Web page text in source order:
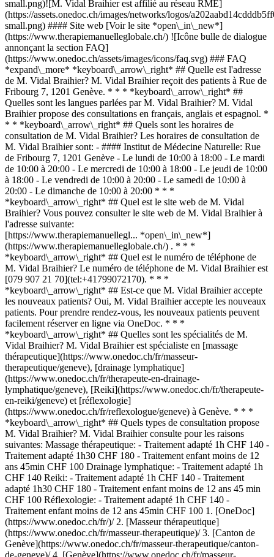
small.png)![M. Vidal Braihier est affilié au réseau RME]
(https://assets.onedoc.ch/images/networks/logos/
small.png) #### Site web [Voir le site *open\_in\_new*]
(https://www.therapiemanuelleglobale.ch/) ![Icône bulle de dialogue
annonçant la section FAQ]
(https://www.onedoc.ch/assets/images/icons/faq.svg) ### FAQ
*expand\_more* *keyboard\_arrow\_right* ## Quelle est l'adresse
de M. Vidal Braihier? M. Vidal Braihier reçoit des patients à Rue de
Fribourg 7, 1201 Genève. * * * *keyboard\_arrow\_right* ##
Quelles sont les langues parlées par M. Vidal Braihier? M. Vidal
Braihier propose des consultations en français, anglais et espagnol. *
* * *keyboard\_arrow\_right* ## Quels sont les horaires de
consultation de M. Vidal Braihier? Les horaires de consultation de
M. Vidal Braihier sont: - #### Institut de Médecine Naturelle: Rue
de Fribourg 7, 1201 Genève - Le lundi de 10:00 à 18:00 - Le mardi
de 10:00 à 20:00 - Le mercredi de 10:00 à 18:00 - Le jeudi de 10:00
à 18:00 - Le vendredi de 10:00 à 20:00 - Le samedi de 10:00 à
20:00 - Le dimanche de 10:00 à 20:00 * * *
*keyboard\_arrow\_right* ## Quel est le site web de M. Vidal
Braihier? Vous pouvez consulter le site web de M. Vidal Braihier à
l'adresse suivante:
[https://www.therapiemanuellegl... *open\_in\_new*]
(https://www.therapiemanuelleglobale.ch/) . * * *
*keyboard\_arrow\_right* ## Quel est le numéro de téléphone de
M. Vidal Braihier? Le numéro de téléphone de M. Vidal Braihier est
[079 907 21 70](tel:+41799072170). * * *
*keyboard\_arrow\_right* ## Est-ce que M. Vidal Braihier accepte
les nouveaux patients? Oui, M. Vidal Braihier accepte les nouveaux
patients. Pour prendre rendez-vous, les nouveaux patients peuvent
facilement réserver en ligne via OneDoc. * * *
*keyboard\_arrow\_right* ## Quelles sont les spécialités de M.
Vidal Braihier? M. Vidal Braihier est spécialiste en [massage
thérapeutique](https://www.onedoc.ch/fr/masseur-
therapeutique/geneve), [drainage lymphatique]
(https://www.onedoc.ch/fr/therapeute-en-drainage-
lymphatique/geneve), [Reiki](https://www.onedoc.ch/fr/therapeute-
en-reiki/geneve) et [réflexologie]
(https://www.onedoc.ch/fr/reflexologue/geneve) à Genève. * * *
*keyboard\_arrow\_right* ## Quels types de consultation propose
M. Vidal Braihier? M. Vidal Braihier consulte pour les raisons
suivantes: Massage thérapeutique: - Traitement adapté 1h CHF 140 -
Traitement adapté 1h30 CHF 180 - Traitement enfant moins de 12
ans 45min CHF 100 Drainage lymphatique: - Traitement adapté 1h
CHF 140 Reiki: - Traitement adapté 1h CHF 140 - Traitement
adapté 1h30 CHF 180 - Traitement enfant moins de 12 ans 45 min
CHF 100 Réflexologie: - Traitement adapté 1h CHF 140 -
Traitement enfant moins de 12 ans 45min CHF 100 1. [OneDoc](https://www.onedoc.ch/fr/)/ 2. [Masseur thérapeutique](https://www.onedoc.ch/fr/masseur-therapeutique)/ 3. [Canton de Genève](https://www.onedoc.ch/fr/masseur-therapeutique/canton-de-geneve)/ 4. [Genève](https://www.onedoc.ch/fr/masseur-therapeutique/geneve)/ 5. M. Vidal Braihier ### Prenez RDV avec M. Vidal Braihier Renseignez les informations suivantes 1 Spécialité Sélectionnez une spécialité * * * *touch\_app* Choisissez un créneau horaire *chevron\_left* mar. 04 août *chevron\_right* Voir plus de rendez-vous Créneau horaire Prendre rendez-vous ### Téléchargez l'app OneDoc Prenez rendez-vous en ligne chez un médecin, un dentiste ou un thérapeute proche de vous en Suisse. L'application OneDoc vous permet de gérer tous vos rendez-vous médicaux depuis votre natel, n'importe où et n'importe quand. ![Code QR redirigeant vers l’App Store ou Google Play pour télécharger l’app OneDoc Patients](https://www.onedoc.ch/assets/images/download-app-qr.jpeg) Scannez le QR code pour télécharger l’application [![Téléchargez notre application sur l'App Store!](https://www.onedoc.ch/assets/images/app-store-badge-fr.svg)](https://apps.apple.com/ch/app/onedoc/id1592376413?l=fr)[![Téléchargez notre application sur le Google Play Store!](https://www.onedoc.ch/assets/images/google-play-badge-fr.png)](https://play.google.com/store/apps/details?id=ch.onedoc.patient&hl=fr-CH) *keyboard\_arrow\_right* ## Spécialités associées [Masseur thérapeutique à Genève](https://www.onedoc.ch/fr/masseur-therapeutique/geneve)[Masseur thérapeutique à Carouge](https://www.onedoc.ch/fr/masseur-therapeutique/carouge)[Masseur thérapeutique à Nyon](https://www.onedoc.ch/fr/masseur-therapeutique/nyon)[Masseur thérapeutique à Rolle](https://www.onedoc.ch/fr/masseur-therapeutique/rolle)[Masseur thérapeutique à Onex](https://www.onedoc.ch/fr/masseur-therapeutique/onex)[Masseur thérapeutique à Mies](https://www.onedoc.ch/fr/masseur-therapeutique/mies)[Masseur thérapeutique à Gland](https://www.onedoc.ch/fr/masseur-therapeutique/gland)[Masseur thérapeutique à Lancy](https://www.onedoc.ch/fr/masseur-therapeutique/lancy)[Masseur thérapeutique à Morges](https://www.onedoc.ch/fr/masseur-therapeutique/morges)[Masseur thérapeutique à Plan-les-Ouates](https://www.onedoc.ch/fr/masseur-therapeutique/plan-les-ouates)[Masseur thérapeutique à Meyrin](https://www.onedoc.ch/fr/masseur-therapeutique/meyrin)[Masseur thérapeutique à Préverenges](https://www.onedoc.ch/fr/masseur-therapeutique/preverenges)[Masseur thérapeutique à Chêne-Bourg](https://www.onedoc.ch/fr/masseur-therapeutique/chene-bourg)[Masseur thérapeutique à Vernier](https://www.onedoc.ch/fr/masseur-therapeutique/vernier)[Masseur thérapeutique à Versoix](https://www.onedoc.ch/fr/masseur-therapeutique/versoix)[Masseur thérapeutique à Hautemorges](https://www.onedoc.ch/fr/masseur-therapeutique/hautemorges)[Masseur thérapeutique à Le Chenit](https://www.onedoc.ch/fr/masseur-therapeutique/le-chenit)[Masseur thérapeutique à Le Lieu](https://www.onedoc.ch/fr/masseur-therapeutique/le-lieu)[Masseur thérapeutique à Lonay](https://www.onedoc.ch/fr/masseur-therapeutique/lonay)[Masseur thérapeutique à Montricher](https://www.onedoc.ch/fr/masseur-therapeutique/montricher)[Masseur thérapeutique à Renens](https://www.onedoc.ch/fr/masseur-therapeutique/renens) *keyboard\_arrow\_right* ## Recherches fréquentes [Physiothérapeute à Genève](https://www.onedoc.ch/fr/physiotherapeute/geneve)[Psychologue à Genève](https://www.onedoc.ch/fr/psychologue/geneve)[Médecin généraliste à Genève](https://www.onedoc.ch/fr/medecin-generaliste/geneve)[Thérapeute en drainage lymphatique à Genève](https://www.onedoc.ch/fr/therapeute-en-drainage-lymphatique/geneve)[Masseur classique à Genève](https://www.onedoc.ch/fr/masseur-classique/geneve)[Spécialiste en médecine interne générale à Genève](https://www.onedoc.ch/fr/specialiste-en-medecine-interne-generale/geneve)[Réflexologue à Genève](https://www.onedoc.ch/fr/reflexologue/geneve)[Médecin-dentiste à Genève](https://www.onedoc.ch/fr/medecin-dentiste/geneve)[Acupuncteur à Genève](https://www.onedoc.ch/fr/acupuncteur/geneve)[Spécialiste en Médecine Traditionnelle Chinoise (MTC) à Genève](https://www.onedoc.ch/fr/specialiste-en-medecine-traditionnelle-chinoise-mtc/geneve)[Physiothérapeute du sport à Genève](https://www.onedoc.ch/fr/physiotherapeute-du-sport/geneve)[Masseur thérapeutique à Genève](https://www.onedoc.ch/fr/masseur-therapeutique/geneve)[Psychothérapeute à Genève](https://www.onedoc.ch/fr/psychotherapeute/geneve)[Gynécologue obstétricien à Genève](https://www.onedoc.ch/fr/gynecologue-obstetricien/geneve)[Ostéopathe à Genève](https://www.onedoc.ch/fr/osteopathe/geneve)[Thérapeute en nutrition MCO à Genève](https://www.onedoc.ch/fr/therapeute-en-nutrition-mco/geneve)[Ophtalmologue à Genève](https://www.onedoc.ch/fr/ophtalmologue/geneve)[Pédiatre à Genève](https://www.onedoc.ch/fr/pediatre/geneve)[Thérapeute en nutrition à Genève](https://www.onedoc.ch/fr/therapeute-en-nutrition/geneve)[Thérapeute en hypnose à Genève](https://www.onedoc.ch/fr/therapeute-en-hypnose/geneve)[Spécialiste en médecine esthétique à Genève](https://www.onedoc.ch/fr/specialiste-en-medecine-esthetique/geneve) *keyboard\_arrow\_right* ## Annuaire des professionnels de santé suisses [Liste des praticiens](https://www.onedoc.ch/fr/annuaire) [A](https://www.onedoc.ch/fr/annuaire/A) [B](https://www.onedoc.ch/fr/annuaire/B) [C](https://www.onedoc.ch/fr/annuaire/C) [D](https://www.onedoc.ch/fr/annuaire/D) [E](https://www.onedoc.ch/fr/annuaire/E) [F](https://www.onedoc.ch/fr/annuaire/F) [G](https://www.onedoc.ch/fr/annuaire/G) [H](https://www.onedoc.ch/fr/annuaire/H) [I](https://www.onedoc.ch/fr/annuaire/I) [J](https://www.onedoc.ch/fr/annuaire/J) [K](https://www.onedoc.ch/fr/annuaire/K) [L](https://www.onedoc.ch/fr/annuaire/L) [M](https://www.onedoc.ch/fr/annuaire/M) [N](https://www.onedoc.ch/fr/annuaire/N) [O](https://www.onedoc.ch/fr/annuaire/O) [P](https://www.onedoc.ch/fr/annuaire/P) [Q](https://www.onedoc.ch/fr/annuaire/Q) [R](https://www.onedoc.ch/fr/annuaire/R) [S](https://www.onedoc.ch/fr/annuaire/S) [T](https://www.onedoc.ch/fr/annuaire/T) [U](https://www.onedoc.ch/fr/annuaire/U) [V](https://www.onedoc.ch/fr/annuaire/V) [W](https://www.onedoc.ch/fr/annuaire/W) [X](https://www.onedoc.ch/fr/annuaire/X) [Y](https://www.onedoc.ch/fr/annuaire/Y) [Z](https://www.onedoc.ch/fr/annuaire/Z) ## OneDoc [Pour les professionnels de santé](https://info.onedoc.ch/fr/) [À propos de nous](https://info.onedoc.ch/fr/raison-d-etre/) [Presse](https://info.onedoc.ch/fr/presse/) [Carrières](https://career.onedoc.ch/fr) [Centre de confidentialité](https://privacy.onedoc.ch/fr/) [Gestion des cookies](javascript:Didomi.preferences.show%28%29) [Centre d'aide](https://help.onedoc.ch/fr/) ## Langues [Deutsch](https://www.onedoc.ch/de/masseur-therapeutische-massage/genf/pcv9c/vidal-braihier) [Français](https://www.onedoc.ch/fr/masseur-therapeutique/geneve/pcv9c/vidal-braihier) [Italiano](https://www.onedoc.ch/it/massaggiatore-terapeutico/ginevra/pcv9c/vidal-braihier) [English](https://www.onedoc.ch/en/therapeutic-massage-therapist/geneva/pcv9c/vidal-braihier) ## Spécialités associées [Massage thérapeutique à Genève](https://www.onedoc.ch/fr/masseur-therapeutique/geneve) [Massage thérapeutique à Carouge](https://www.onedoc.ch/fr/masseur-therapeutique/carouge) [Massage thérapeutique à Nyon](https://www.onedoc.ch/fr/masseur-therapeutique/nyon) [Massage thérapeutique à Rolle](https://www.onedoc.ch/fr/masseur-therapeutique/rolle) [Massage thérapeutique à Onex](https://www.onedoc.ch/fr/masseur-therapeutique/onex) [Massage thérapeutique à Mies](https://www.onedoc.ch/fr/masseur-therapeutique/mies) [Massage thérapeutique à Gland](https://www.onedoc.ch/fr/masseur-therapeutique/gland) [Massage thérapeutique à Lancy](https://www.onedoc.ch/fr/masseur-therapeutique/lancy) [Massage thérapeutique à Morges](https://www.onedoc.ch/fr/masseur-therapeutique/morges) [Massage thérapeutique à Plan-les-Ouates](https://www.onedoc.ch/fr/masseur-therapeutique/plan-les-ouates) [Massage thérapeutique à Meyrin](https://www.onedoc.ch/fr/masseur-therapeutique/meyrin) [Massage thérapeutique à Préverenges](https://www.onedoc.ch/fr/masseur-therapeutique/preverenges) [Massage thérapeutique à Chêne-Bourg](https://www.onedoc.ch/fr/masseur-therapeutique/chene-bourg) [Massage thérapeutique à Vernier](https://www.onedoc.ch/fr/masseur-therapeutique/vernier) [Massage thérapeutique à Versoix](https://www.onedoc.ch/fr/masseur-therapeutique/versoix) [Massage thérapeutique à Hautemorges](https://www.onedoc.ch/fr/masseur-therapeutique/hautemorges) [Massage thérapeutique à Le Chenit](https://www.onedoc.ch/fr/masseur-therapeutique/le-chenit) [Massage thérapeutique à Le Lieu](https://www.onedoc.ch/fr/masseur-therapeutique/le-lieu) [Massage thérapeutique à Lonay](https://www.onedoc.ch/fr/masseur-therapeutique/lonay) [Massage thérapeutique à Montricher](https://www.onedoc.ch/fr/masseur-therapeutique/montricher) [Massage thérapeutique à Renens](https://www.onedoc.ch/fr/masseur-therapeutique/renens) ## Recherches fréquentes [Physiothérapeute à Genève](https://www.onedoc.ch/fr/physiotherapeute/geneve) [Psychologue à Genève](https://www.onedoc.ch/fr/psychologue/geneve) [Médecin généraliste à Genève](https://www.onedoc.ch/fr/medecin-generaliste/geneve) [Thérapeute en drainage lymphatique à Genève](https://www.onedoc.ch/fr/therapeute-en-drainage-lymphatique/geneve) [Massage classique à Genève](https://www.onedoc.ch/fr/masseur-classique/geneve) [Spécialiste en médecine interne générale à Genève](https://www.onedoc.ch/fr/specialiste-en-medecine-interne-generale/geneve) [Réflexologue à Genève](https://www.onedoc.ch/fr/reflexologue/geneve) [Médecin-dentiste à Genève](https://www.onedoc.ch/fr/medecin-dentiste/geneve) [Acupuncture à Genève](https://www.onedoc.ch/fr/acupuncteur/geneve) [Spécialiste